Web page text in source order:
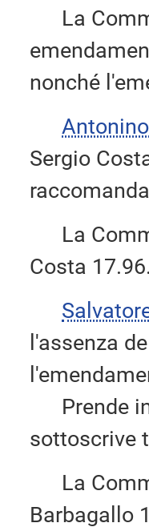
La
nonché
Sergio
La
Costa
l'assenza
Prende
sottoscrive
La
Barbagallo